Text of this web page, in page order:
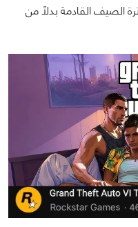
الصيف القادمة بدلًا من